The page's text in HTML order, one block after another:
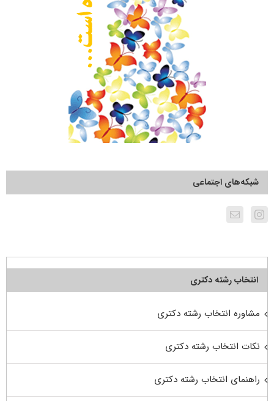
شبکه‌های اجتماعی
انتخاب رشته دکتری
مشاوره انتخاب رشته دکتری
نکات انتخاب رشته دکتری
راهنمای انتخاب رشته دکتری